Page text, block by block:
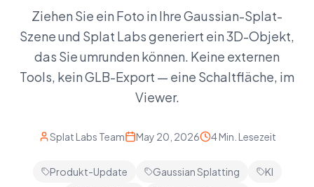
Ziehen Sie ein Foto in Ihre Gaussian-Splat-
Szene und Splat Labs generiert ein 3D-Objekt,
das Sie umrunden können. Keine externen
Tools, kein GLB-Export — eine Schaltfläche, im
Viewer.
Splat Labs Team May 20, 2026 4 Min. Lesezeit
Produkt-Update Gaussian Splatting
KI